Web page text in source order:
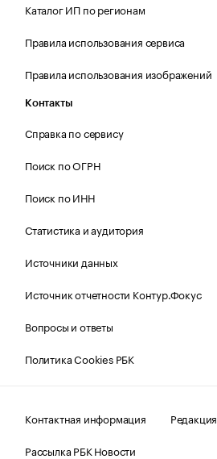
Каталог ИП по регионам
Правила использования сервиса
Правила использования изображений
Контакты
Справка по сервису
Поиск по ОГРН
Поиск по ИНН
Статистика и аудитория
Источники данных
Источник отчетности Контур.Фокус
Вопросы и ответы
Политика Cookies РБК
Контактная информация
Редакция
Рассылка РБК Новости